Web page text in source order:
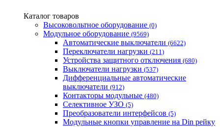
Промфактор
Термофит
Укрэнерго-Альянс (Украина)
Каталог товаров
Высоковольтное оборудование (0)
Модульное оборудование (9569)
Автоматические выключатели (6622)
Переключатели нагрузки (211)
Устройства защитного отключения (680)
Выключатели нагрузки (537)
Дифференциальные автоматические
выключатели (912)
Контакторы модульные (480)
Селективное УЗО (5)
Преобразователи интерфейсов (5)
Модульные кнопки управление на Din рейку